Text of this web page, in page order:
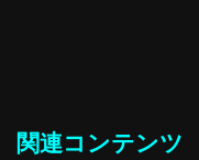
関連コンテンツ